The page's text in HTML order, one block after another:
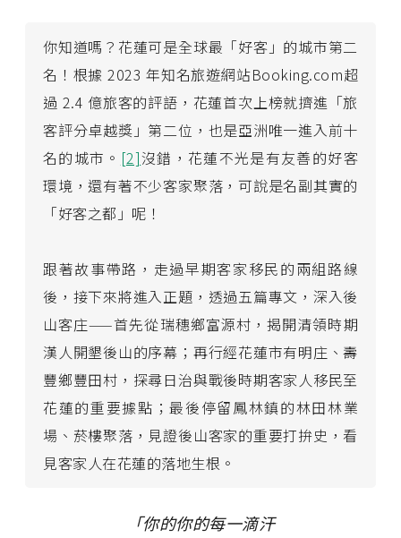
你知道嗎？花蓮可是全球最「好客」的城市第二
名！根據 2023 年知名旅遊網站Booking.com超
過 2.4 億旅客的評語，花蓮首次上榜就擠進「旅
客評分卓越獎」第二位，也是亞洲唯一進入前十
名的城市。 [2]沒錯，花蓮不光是有友善的好客
環境，還有著不少客家聚落，可說是名副其實的
「好客之都」呢！
跟著故事帶路，走過早期客家移民的兩組路線
後，接下來將進入正題，透過五篇專文，深入後
山客庄——首先從瑞穗鄉富源村，揭開清領時期
漢人開墾後山的序幕；再行經花蓮市有明庄、壽
豐鄉豐田村，探尋日治與戰後時期客家人移民至
花蓮的重要據點；最後停留鳳林鎮的林田林業
場、菸樓聚落，見證後山客家的重要打拚史，看
見客家人在花蓮的落地生根。
「你的你的每一滴汗